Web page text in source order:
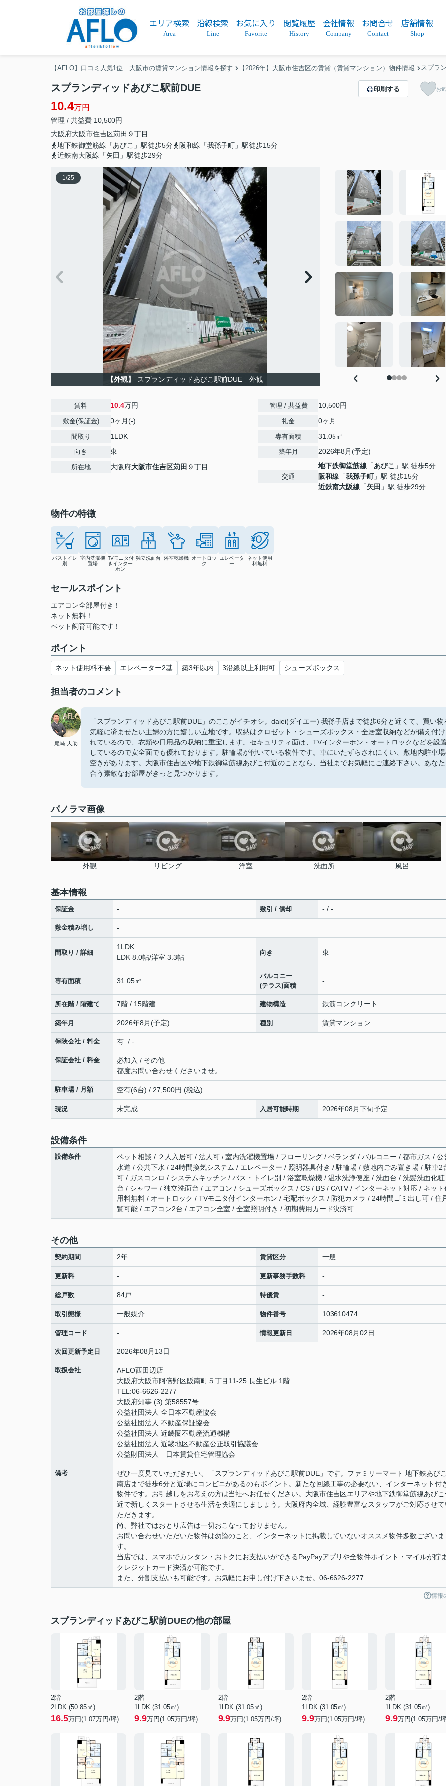
エリア検索
Area
沿線検索
Line
お気に入り
Favorite
閲覧履歴
History
会社情報
Company
お問合せ
Contact
店舗情報
Shop
【AFLO】口コミ人気1位｜大阪市の賃貸マンション情報を探す 【2026年】大阪市住吉区の賃貸（賃貸マンション）物件情報 スプラ
スプランディッドあびこ駅前DUE
10.4万円
管理 / 共益費 10,500円
大阪府大阪市住吉区苅田 ９丁目
地下鉄御堂筋線「あびこ」駅徒歩5分
阪和線「我孫子町」駅徒歩15分
近鉄南大阪線「矢田」駅徒歩29分
印刷する お
1/25
【外観】 スプランディッドあびこ駅前DUE 外観
賃料 10.4万円
敷金(保証金) 0ヶ月(-)
間取り 1LDK
向き 東
所在地 大阪府大阪市住吉区苅田 ９丁目
管理 / 共益費 10,500円
礼金 0ヶ月
専有面積 31.05㎡
築年月 2026年8月(予定)
交通
地下鉄御堂筋線 「あびこ 」駅 徒歩5分
阪和線 「我孫子町」駅 徒歩15分
近鉄南大阪線 「矢田 」駅 徒歩29分
物件の特徴
バストイレ
別
室内洗濯機
置場
TVモニタ付
きインター
ホン
独立洗面台 浴室乾燥機
オートロッ
ク
エレベータ
ー
ネット使用
料無料
セールスポイント
エアコン全部屋付き！
ネット無料！
ペット飼育可能です！
ポイント
ネット使用料不要 エレベーター2基 築3年以内 3沿線以上利用可 シューズボックス
担当者のコメント
尾崎 大助
「スプランディッドあびこ駅前DUE」のここがイチオシ。daiei(ダイエー) 我孫子店まで徒歩6分と近くて、買い物
気軽に済ませたい主婦の方に嬉しい立地です。収納はクロゼット・シューズボックス・全居室収納などが備え付け
れているので、衣類や日用品の収納に重宝します。セキュリティ面は、TVインターホン・オートロックなどを設
しているので安全面でも優れております。駐輪場が付いている物件です。車にいたずらされにくい、敷地内駐車
空きがあります。大阪市住吉区や地下鉄御堂筋線あびこ付近のことなら、当社までお気軽にご連絡下さい。あなた
合う素敵なお部屋がきっと見つかります。
パノラマ画像
外観 リビング 洋室 洗面所 風呂
基本情報
保証金 - 敷引 / 償却 - / -
敷金積み増し -
間取り / 詳細
1LDK
LDK 8.0帖/洋室 3.3帖
向き 東
専有面積 31.05㎡
バルコニー
(テラス)面積
-
所在階 / 階建て 7階 / 15階建 建物構造 鉄筋コンクリート
築年月 2026年8月(予定) 種別 賃貸マンション
保険会社 / 料金 有 / -
保証会社 / 料金
必加入 / その他
都度お問い合わせくださいませ。
駐車場 / 月額 空有(6台) / 27,500円 (税込)
現況 未完成 入居可能時期 2026年08月下旬予定
設備条件
設備条件
ペット相談 / ２人入居可 / 法人可 / 室内洗濯機置場 / フローリング / ベランダ / バルコニー / 都市ガス / 公
水道 / 公共下水 / 24時間換気システム / エレベーター / 照明器具付き / 駐輪場 / 敷地内ごみ置き場 / 駐車2
可 / ガスコンロ / システムキッチン / バス・トイレ別 / 浴室乾燥機 / 温水洗浄便座 / 洗面台 / 洗髪洗面化粧
台 / シャワー / 独立洗面台 / エアコン / シューズボックス / CS / BS / CATV / インターネット対応 / ネット
用料無料 / オートロック / TVモニタ付インターホン / 宅配ボックス / 防犯カメラ / 24時間ゴミ出し可 / 住
覧可能 / エアコン2台 / エアコン全室 / 全室照明付き / 初期費用カード決済可
その他
契約期間 2年 賃貸区分 一般
更新料 - 更新事務手数料 -
総戸数 84戸 特優賃 -
取引態様 一般媒介 物件番号 103610474
管理コード - 情報更新日 2026年08月02日
次回更新予定日 2026年08月13日
取扱会社
AFLO西田辺店
大阪府大阪市阿倍野区阪南町５丁目11-25 長生ビル 1階
TEL:06-6626-2277
大阪府知事 (3) 第58557号
公益社団法人 全日本不動産協会
公益社団法人 不動産保証協会
公益社団法人 近畿圏不動産流通機構
公益社団法人 近畿地区不動産公正取引協議会
公益財団法人 日本賃貸住宅管理協会
備考
ぜひ一度見ていただきたい、「スプランディッドあびこ駅前DUE」です。ファミリーマート 地下鉄あび
南店まで徒歩6分と近場にコンビニがあるのもポイント。新たな回線工事の必要ない、インターネット付
物件です。お引越しをお考えの方は当社へお任せください。大阪市住吉区エリアや地下鉄御堂筋線あびこ
近で新しくスタートさせる生活を快適にしましょう。大阪府内全域、経験豊富なスタッフがご対応させて
ただきます。
尚、弊社ではおとり広告は一切おこなっておりません。
お問い合わせいただいた物件は勿論のこと、インターネットに掲載していないオススメ物件多数ございま
す。
当店では、スマホでカンタン・おトクにお支払いができるPayPayアプリや全物件ポイント・マイルが貯
クレジットカード決済が可能です。
また、分割支払いも可能です。お気軽にお申し付け下さいませ。06-6626-2277
情報
スプランディッドあびこ駅前DUEの他の部屋
2階
2LDK (50.85㎡)
16.5万円(1.07万円/坪)
2階
1LDK (31.05㎡)
9.9万円(1.05万円/坪)
2階
1LDK (31.05㎡)
9.9万円(1.05万円/坪)
2階
1LDK (31.05㎡)
9.9万円(1.05万円/坪)
2階
1LDK (31.05㎡)
9.9万円(1.05万円/